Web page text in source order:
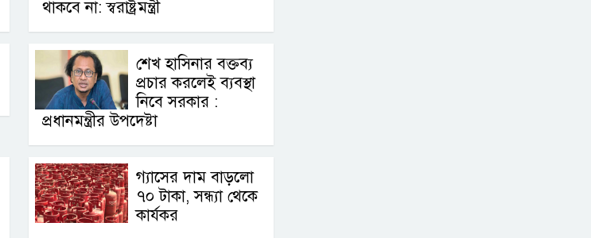
থাকবে না: স্বরাষ্ট্রমন্ত্রী
শেখ হাসিনার বক্তব্য
প্রচার করলেই ব্যবস্থা
নিবে সরকার :
প্রধানমন্ত্রীর উপদেষ্টা
গ্যাসের দাম বাড়লো
৭০ টাকা, সন্ধ্যা থেকে
কার্যকর